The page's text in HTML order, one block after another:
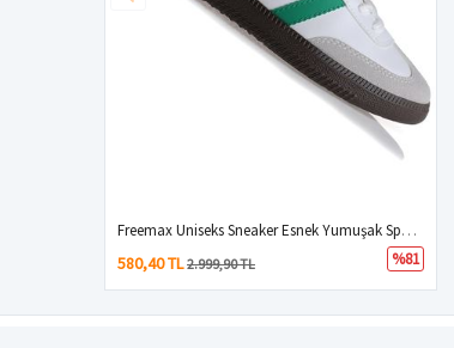
Freemax Uniseks Sneaker Esnek Yumuşak Spor Ayakkabı Samba.530 Beyaz Yeşil
580,40 TL 2.999,90 TL %81